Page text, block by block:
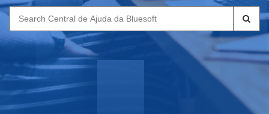
Search
for: